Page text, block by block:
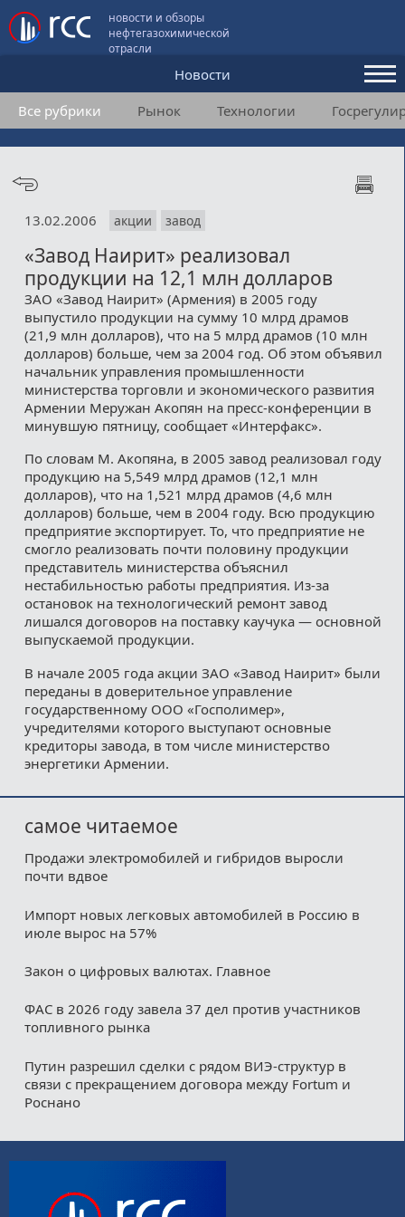
новости и обзоры
нефтегазохимической
отрасли
Новости
Аналитика и мнения
Конференции
Подписка
Пользовательское соглашение
Медиакит
Контакты
Все рубрики Рынок Технологии
13.02.2006 акции завод
«Завод Наирит» реализовал
продукции на 12,1 млн долларов
ЗАО «Завод Наирит» (Армения) в 2005 году
выпустило продукции на сумму 10 млрд драмов
(21,9 млн долларов), что на 5 млрд драмов (10 млн
долларов) больше, чем за 2004 год. Об этом объявил
начальник управления промышленности
министерства торговли и экономического развития
Армении Меружан Акопян на пресс-конференции в
минувшую пятницу, сообщает «Интерфакс».
По словам М. Акопяна, в 2005 завод реализовал году
продукцию на 5,549 млрд драмов (12,1 млн
долларов), что на 1,521 млрд драмов (4,6 млн
долларов) больше, чем в 2004 году. Всю продукцию
предприятие экспортирует. То, что предприятие не
смогло реализовать почти половину продукции
представитель министерства объяснил
нестабильностью работы предприятия. Из-за
остановок на технологический ремонт завод
лишался договоров на поставку каучука — основной
выпускаемой продукции.
В начале 2005 года акции ЗАО «Завод Наирит» были
переданы в доверительное управление
государственному ООО «Госполимер»,
учредителями которого выступают основные
кредиторы завода, в том числе министерство
энергетики Армении.
самое читаемое
Продажи электромобилей и гибридов выросли
почти вдвое
Импорт новых легковых автомобилей в Россию в
июле вырос на 57%
Закон о цифровых валютах. Главное
ФАС в 2026 году завела 37 дел против участников
топливного рынка
Путин разрешил сделки с рядом ВИЭ-структур в
связи с прекращением договора между Fortum и
Роснано